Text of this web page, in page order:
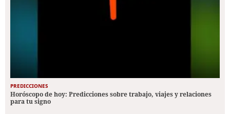
PREDICCIONES
Horóscopo de hoy: Predicciones sobre trabajo, viajes y relaciones
para tu signo